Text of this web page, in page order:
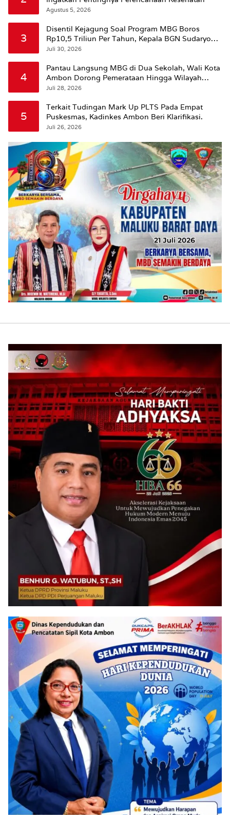
Agustus 5, 2026
3
Disentil Kejagung Soal Program MBG Boros
Rp10,5 Triliun Per Tahun, Kepala BGN Sudaryono
Beri Penjelasan
Juli 30, 2026
4
Pantau Langsung MBG di Dua Sekolah, Wali Kota
Ambon Dorong Pemerataan Hingga Wilayah
Leitimur Selatan
Juli 28, 2026
5
Terkait Tudingan Mark Up PLTS Pada Empat
Puskesmas, Kadinkes Ambon Beri Klarifikasi.
Juli 26, 2026